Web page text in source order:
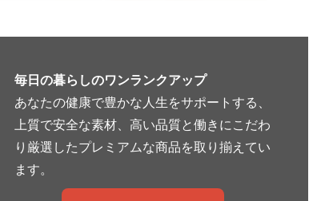
毎日の暮らしのワンランクアップ
あなたの健康で豊かな人生をサポートする、
上質で安全な素材、高い品質と働きにこだわ
り厳選したプレミアムな商品を取り揃えてい
ます。